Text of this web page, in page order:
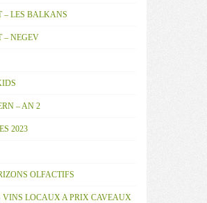
– LES BALKANS
– NEGEV
– AN 2
2023
OLFACTIFS
VINS LOCAUX A PRIX CAVEAUX